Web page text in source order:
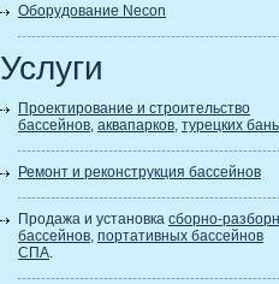
Оборудование Necon
Услуги
Проектирование и строительство
бассейнов, аквапарков, турецких бань
Ремонт и реконструкция бассейнов
Продажа и установка сборно-
бассейнов, портативных бассейнов
СПА.